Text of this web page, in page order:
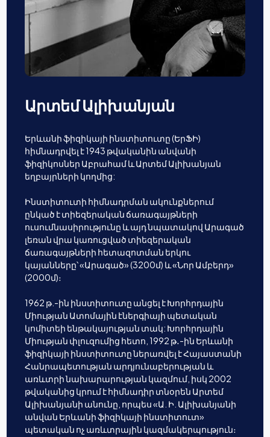
Արտեմ Ալիխանյան
Երևանի ֆիզիկայի ինստիտուտը (ԵրՖԻ)
հիմնադրվել է 1943 թվականին անվանի
ֆիզիկոսներ Աբրահամ և Արտեմ Ալիխանյան
եղբայրների կողմից:
Ինստիտուտի հիմնադրման ակունքներում
ընկած է տիեզերական ճառագայթների
ուսումնասիրությունը և այդ նպատակով Արագած
լեռան վրա կառուցված տիեզերական
ճառագայթների հետազոտման երկու
կայանները՝ «Արագած» (3200մ) և «Նոր Ամբերդ»
(2000մ)։
1962 թ.-ին ինստիտուտը անցել է Խորհրդային
Միության Ատոմային էներգիայի պետական
կոմիտեի ենթակայության տակ: Խորհրդային
Միության փլուզումից հետո, 1992 թ․-ին Երևանի
ֆիզիկայի ինստիտուտը ներառվել է Հայաստանի
Հանրապետության արդյունաբերության և
առևտրի նախարարության կազմում, իսկ 2002
թվականից կրում է հիմնադիր տնօրեն Արտեմ
Ալիխանյանի անունը, որպես «Ա. Ի. Ալիխանյանի
անվան Երևանի ֆիզիկայի ինստիտուտ»
պետական ոչ առևտրային կազմակերպություն։